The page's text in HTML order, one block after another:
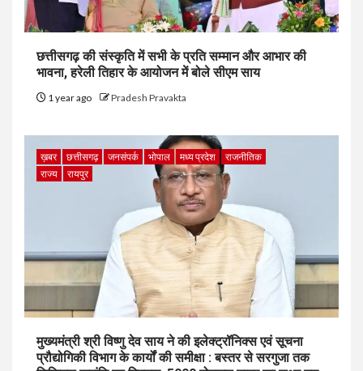
छत्तीसगढ़ की संस्कृति में सभी के प्रति सम्मान और आभार की
भावना, हरेली तिहार के आयोजन में बोले सीएम साय
1 year ago Pradesh Pravakta
ख़बर छत्तीसगढ़ जनसंपर्क भोपाल मध्य प्रदेश
राजनीतिक
राज्य
रायपुर
मुख्यमंत्री श्री विष्णु देव साय ने की इलेक्ट्रॉनिक्स एवं सूचना
प्रौद्योगिकी विभाग के कार्यों की समीक्षा : बस्तर से सरगुजा तक